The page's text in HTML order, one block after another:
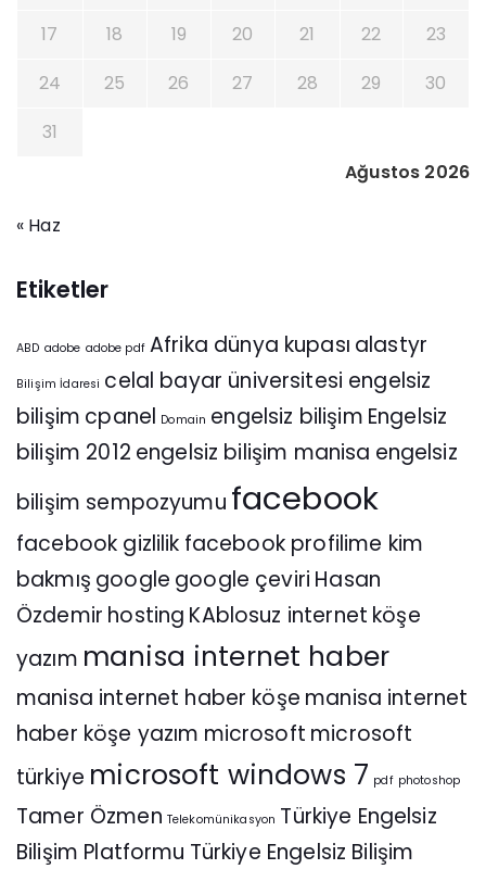
Ağustos 2026
17
18 19 20 21 22
23
24
25 26 27 28 29
30
31
« Haz
Etiketler
ABD adobe adobe pdf Afrika dünya kupası alastyr
Bilişim İdaresi celal bayar üniversitesi engelsiz
bilişim cpanel Domain engelsiz bilişim Engelsiz
bilişim 2012 engelsiz bilişim manisa engelsiz
bilişim sempozyumu facebook
facebook gizlilik facebook profilime kim
bakmış google google çeviri Hasan
Özdemir hosting KAblosuz internet köşe
yazım manisa internet haber
manisa internet haber köşe manisa internet
haber köşe yazım microsoft microsoft
türkiye microsoft windows 7 pdf photoshop
Tamer Özmen Telekomünikasyon Türkiye Engelsiz
Bilişim Platformu Türkiye Engelsiz Bilişim